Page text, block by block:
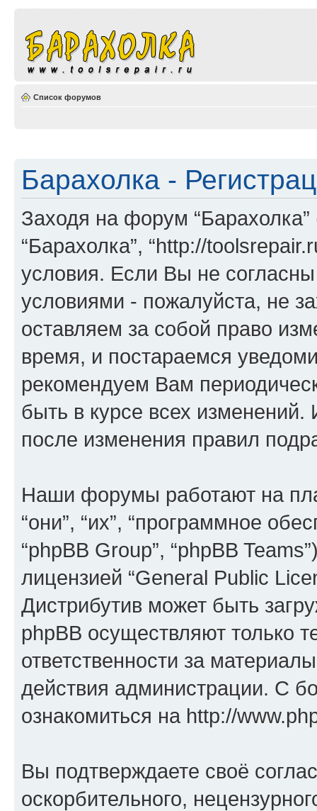
Список форумов
Барахолка -
Заходя на форум
“Барахолка”, “http://
условия. Если Вы не
условиями - пожалуйста, не
оставляем за собой право
время, и постараемся
рекомендуем Вам
быть в курсе всех
после изменения правил
Наши форумы работают на
“они”, “их”, “программное
“phpBB Group”, “phpBB
лицензией “General Public
Дистрибутив может быть
phpBB осуществляют только
ответственности за
действия администрации. С
ознакомиться на http://
Вы подтверждаете своё
оскорбительного,